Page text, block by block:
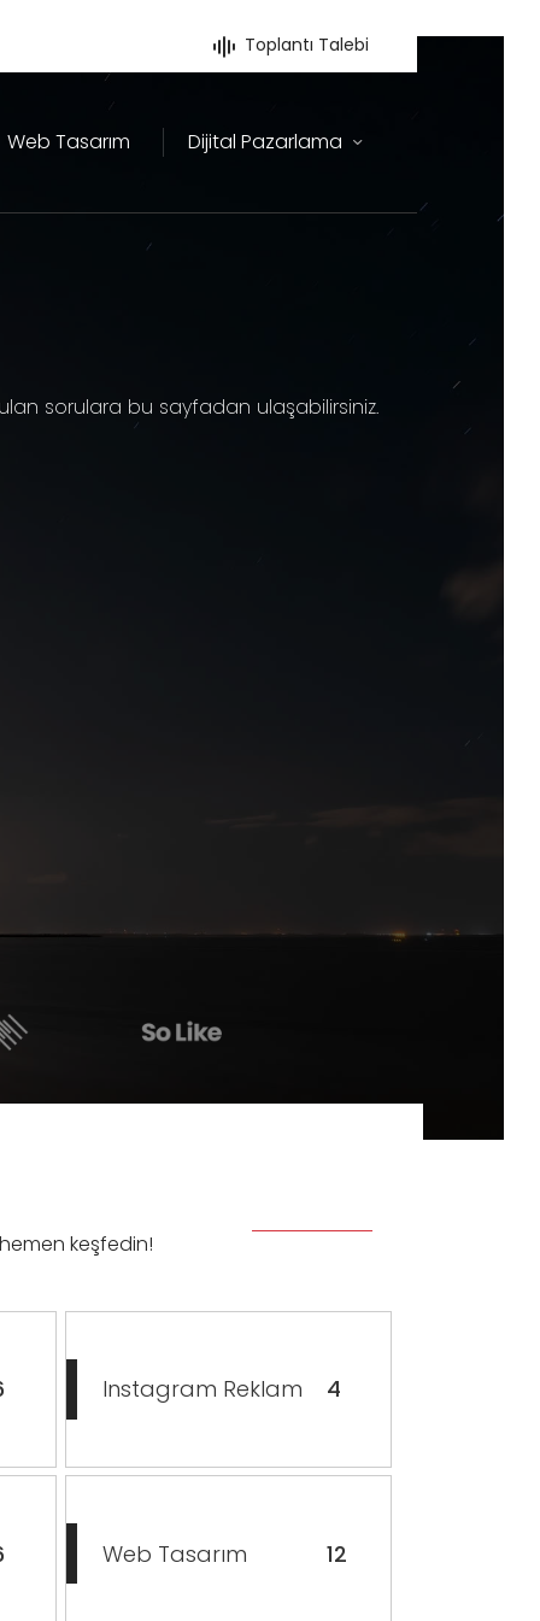
Toplantı Talebi
Web Tasarım Dijital Pazarlama
sorulara bu sayfadan ulaşabilirsiniz.
hemen keşfedin!
Instagram Reklam 4
Web Tasarım 12